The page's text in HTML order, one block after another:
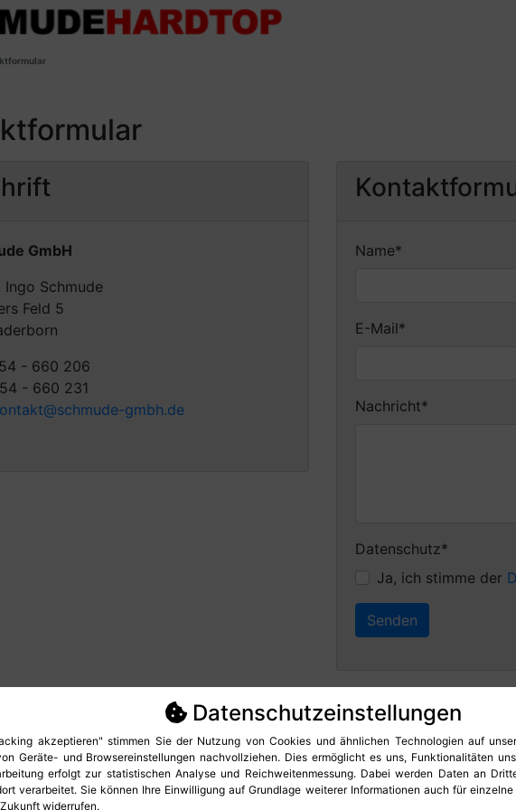
GmbH
Ingo Schmude
Feld 5
- 660 206
- 660 231
gmbh.de
Pflichtfeld
Name*
Pflichtfeld
E-Mail*
Pflichtfeld
Nachricht*
Pflichtfeld
Datenschutz*
Ja, ich stimme der
Senden
Datenschutz­einstellungen
akzeptieren" stimmen Sie der Nutzung von Cookies und ähnlichen Technologien auf
Geräte- und Browsereinstellungen nachvollziehen. Dies ermöglicht es uns, Funktionalitäten
erfolgt zur statistischen Analyse und Reichweitenmessung. Dabei werden Daten an
verarbeitet. Sie können Ihre Einwilligung auf Grundlage weiterer Informationen auch für
widerrufen.